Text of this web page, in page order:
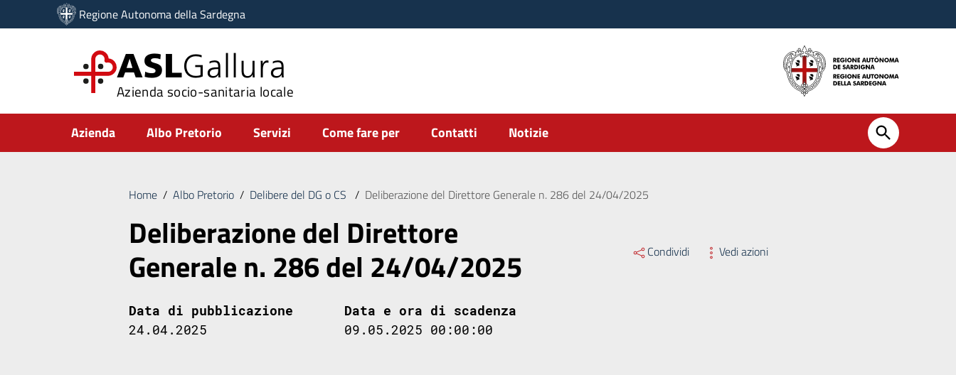
Vai ai contenuti
Vai al menu di navigazione
Regione Autonoma della Sardegna
ASLGallura
Azienda socio-sanitaria locale
Submenu
Azienda Albo Pretorio Servizi Come fare per Contatti Notizie
Home / Albo Pretorio / Delibere del DG o CS / Deliberazione del Direttore Generale n. 286 del 24/04/2025
Deliberazione del Direttore
Generale n. 286 del 24/04/2025 Condividi Vedi azioni
Data di pubblicazione
24.04.2025
Data e ora di scadenza
09.05.2025 00:00:00